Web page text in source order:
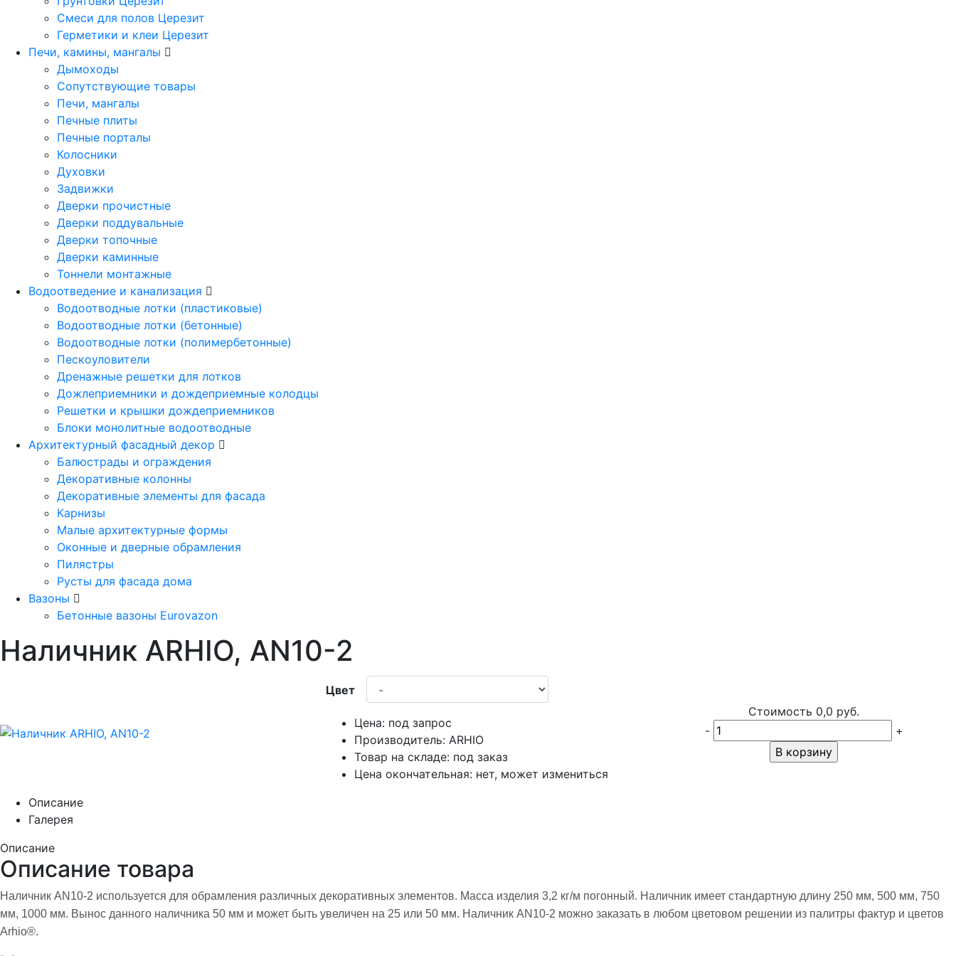
Смеси для полов Церезит
Герметики и клеи Церезит
Печи, камины, мангалы
Дымоходы
Сопутствующие товары
Печи, мангалы
Печные плиты
Печные порталы
Колосники
Духовки
Задвижки
Дверки прочистные
Дверки поддувальные
Дверки топочные
Дверки каминные
Тоннели монтажные
Водоотведение и канализация
Водоотводные лотки (пластиковые)
Водоотводные лотки (бетонные)
Водоотводные лотки (полимербетонные)
Пескоуловители
Дренажные решетки для лотков
Дожлеприемники и дождеприемные колодцы
Решетки и крышки дождеприемников
Блоки монолитные водоотводные
Архитектурный фасадный декор
Балюстрады и ограждения
Декоративные колонны
Декоративные элементы для фасада
Карнизы
Малые архитектурные формы
Оконные и дверные обрамления
Пилястры
Русты для фасада дома
Вазоны
Бетонные вазоны Eurovazon
Наличник ARHIO, AN10-2
Цвет
Цена: под запрос
Производитель: ARHIO
Товар на складе: под заказ
Цена окончательная: нет, может измениться
Стоимость 0,0 руб.
-
+
В корзину
Описание
Галерея
Описание
Описание товара
Наличник AN10-2 используется для обрамления различных декоративных элементов. Масса изделия 3,2 кг/м погонный. Наличник имеет стандартную длину 250 мм, 500 мм, 750
мм, 1000 мм. Вынос данного наличника 50 мм и может быть увеличен на 25 или 50 мм. Наличник AN10-2 можно заказать в любом цветовом решении из палитры фактур и цветов
Arhio®.